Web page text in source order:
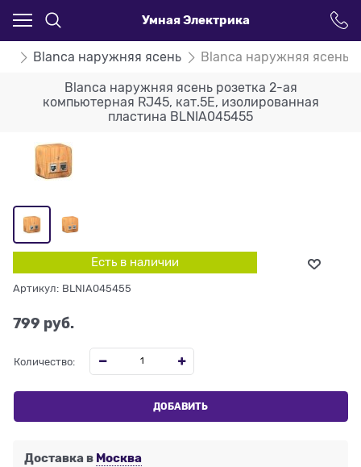
Умная Электрика
Blanca наружняя ясень Blanca наружняя ясень
Blanca наружняя ясень розетка 2-ая
компьютерная RJ45, кат.5E, изолированная
пластина BLNIA045455
Есть в наличии
Артикул: BLNIA045455
799 руб.
Количество:
ДОБАВИТЬ
Доставка в Москва